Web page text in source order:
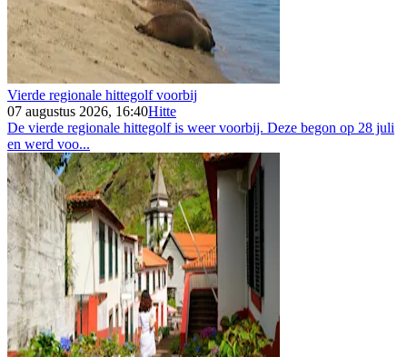
Vierde regionale hittegolf voorbij
07 augustus 2026, 16:40Hitte
De vierde regionale hittegolf is weer voorbij. Deze begon op 28 juli
en werd voo...